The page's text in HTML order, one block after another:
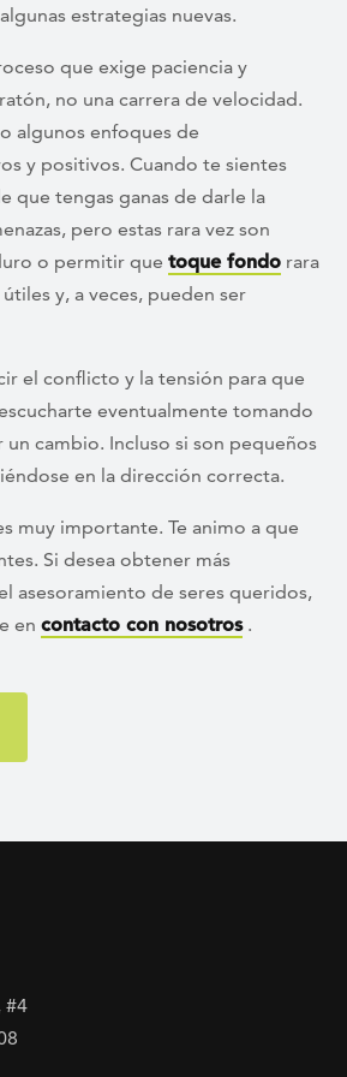
estrategias nuevas.
que exige paciencia y
no una carrera de velocidad.
algunos enfoques de
y positivos. Cuando te sientes
que tengas ganas de darle la
pero estas rara vez son
o permitir que toque fondo rara
y, a veces, pueden ser
el conflicto y la tensión para que
eventualmente tomando
un cambio. Incluso si son pequeños
en la dirección correcta.
muy importante. Te animo a que
Si desea obtener más
asesoramiento de seres queridos,
en contacto con nosotros.
#4